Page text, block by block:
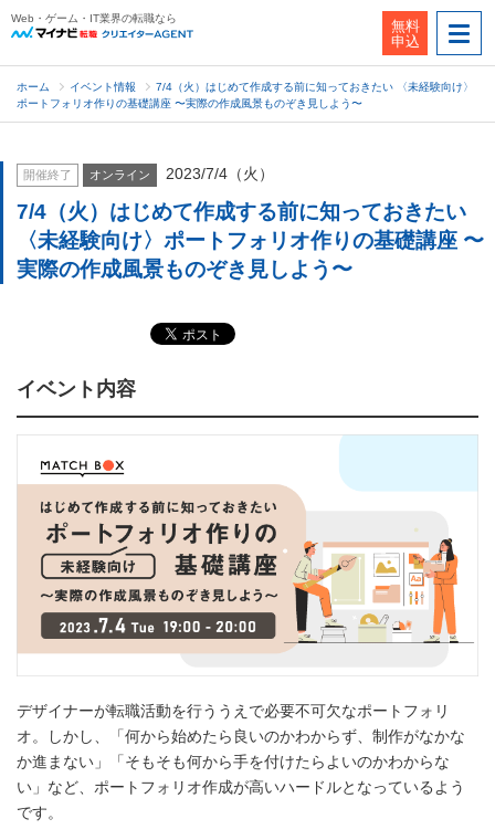
Web・ゲーム・IT業界の転職なら
無料
申込
ホーム イベント情報
7/4（火）はじめて作成する前に知っておきたい 〈未経験向け〉
ポートフォリオ作りの基礎講座 〜実際の作成風景ものぞき見しよう〜
開催終了 オンライン 2023/7/4（火）
7/4（火）はじめて作成する前に知っておきたい
〈未経験向け〉ポートフォリオ作りの基礎講座 〜
実際の作成風景ものぞき見しよう〜
イベント内容
デザイナーが転職活動を行ううえで必要不可欠なポートフォリ
オ。しかし、「何から始めたら良いのかわからず、制作がなかな
か進まない」「そもそも何から手を付けたらよいのかわからな
い」など、ポートフォリオ作成が高いハードルとなっているよう
です。